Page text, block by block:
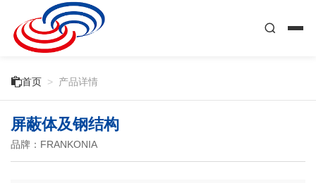
首页 > 产品详情
屏蔽体及钢结构
品牌：FRANKONIA